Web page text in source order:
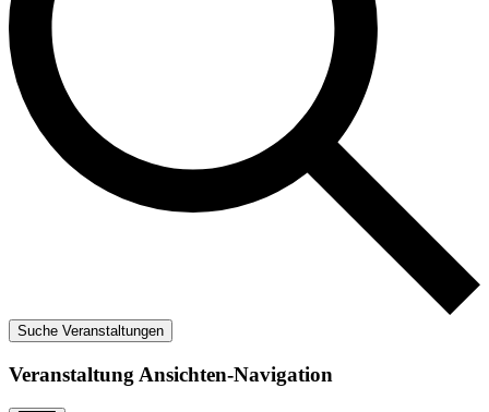
Suche Veranstaltungen
Veranstaltung Ansichten-Navigation